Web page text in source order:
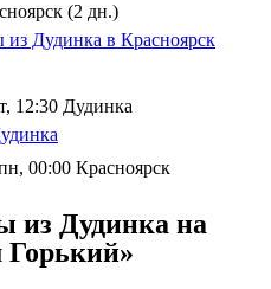
(2 дн.)
из Дудинка в Красноярск
12:30 Дудинка
00:00 Красноярск
из Дудинка на
Горький»